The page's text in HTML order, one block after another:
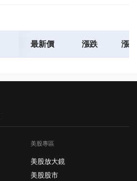
最新價 漲跌 漲
美股專區
美股放大鏡
美股股市